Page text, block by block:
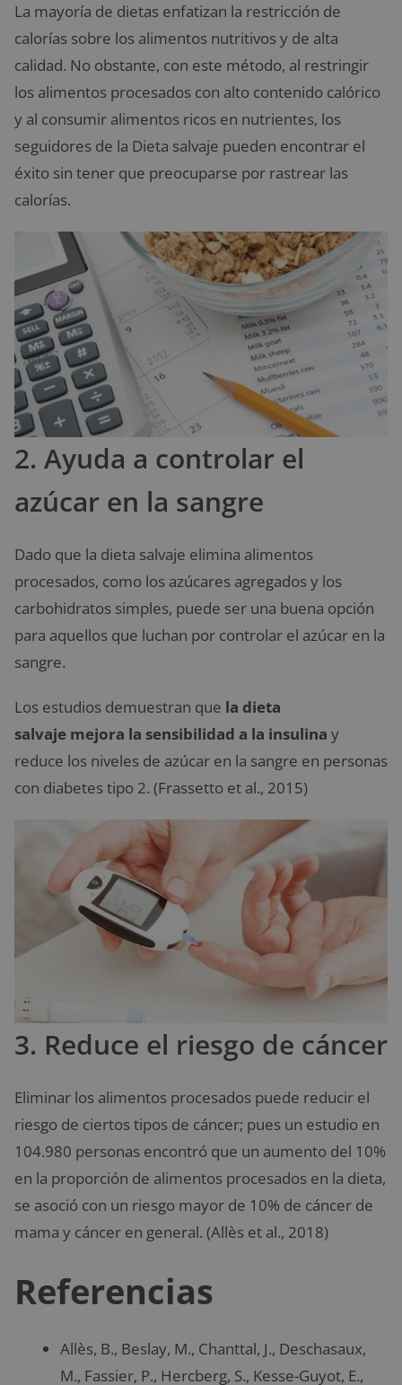
La mayoría de dietas enfatizan la restricción de
calorías sobre los alimentos nutritivos y de alta
calidad. No obstante, con este método, al restringir
los alimentos procesados ​​con alto contenido calórico
y al consumir alimentos ricos en nutrientes, los
seguidores de la Dieta salvaje pueden encontrar el
éxito sin tener que preocuparse por rastrear las
calorías.
2. Ayuda a controlar el
azúcar en la sangre
Dado que la dieta salvaje elimina alimentos
procesados, como los azúcares agregados y los
carbohidratos simples, puede ser una buena opción
para aquellos que luchan por controlar el azúcar en la
sangre.
Los estudios demuestran que la dieta
salvaje mejora la sensibilidad a la insulina y
reduce los niveles de azúcar en la sangre en personas
con diabetes tipo 2. (Frassetto et al., 2015)
3. Reduce el riesgo de cáncer
Eliminar los alimentos procesados puede reducir el
riesgo de ciertos tipos de cáncer; pues un estudio en
104.980 personas encontró que un aumento del 10%
en la proporción de alimentos procesados ​​en la dieta,
se asoció con un riesgo mayor de 10% de cáncer de
mama y cáncer en general. (Allès et al., 2018)
Referencias
Allès, B., Beslay, M., Chanttal, J., Deschasaux,
M., Fassier, P., Hercberg, S., Kesse-Guyot, E.,